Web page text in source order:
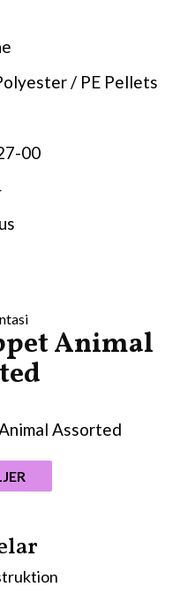
/ PE Pellets
00
Animal